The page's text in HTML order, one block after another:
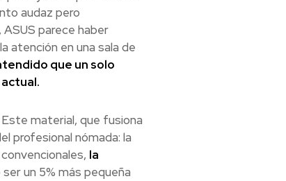
audaz pero
parece haber
atención en una sala de
que un solo
material, que fusiona
profesional nómada: la
la
un 5% más pequeña